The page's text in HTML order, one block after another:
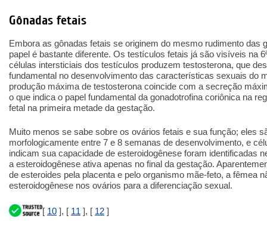
Gônadas fetais
Embora as gônadas fetais se originem do mesmo rudimento das
papel é bastante diferente. Os testículos fetais já são visíveis na
células intersticiais dos testículos produzem testosterona, que
fundamental no desenvolvimento das características sexuais do
produção máxima de testosterona coincide com a secreção
o que indica o papel fundamental da gonadotrofina coriônica na
fetal na primeira metade da gestação.
Muito menos se sabe sobre os ovários fetais e sua função; eles
morfologicamente entre 7 e 8 semanas de desenvolvimento, e
indicam sua capacidade de esteroidogênese foram identificadas
a esteroidogênese ativa apenas no final da gestação.
de esteroides pela placenta e pelo organismo mãe-feto, a fêmea
esteroidogênese nos ovários para a diferenciação sexual.
[ 10 ], [ 11 ], [ 12 ]